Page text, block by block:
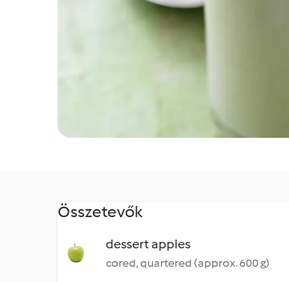
Összetevők
dessert apples
cored, quartered (approx. 600 g)